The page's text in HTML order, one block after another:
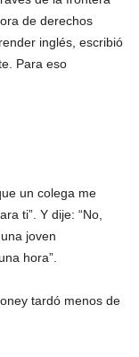
de derechos
inglés, escribió
Para eso
un colega me
ti”. Y dije: “No,
joven
hora”.
tardó menos de